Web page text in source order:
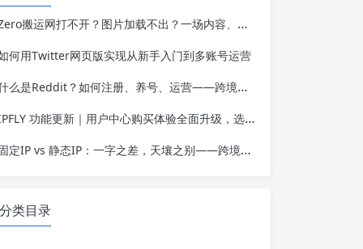
搬运网打不开？图片加载不出？一场内容、用户与网络可用性的三角博弈
何用Twitter网页版实现从新手入门到多账号运营
么是Reddit？如何注册、养号、运营——跨境人必备的社区平台认知框架
功能更新｜用户中心购买体验全面升级，选购代理IP更高效、更便捷
定IP vs 静态IP：一字之差，天壤之别——跨境业务选错IP类型的代价有多高？
分类目录